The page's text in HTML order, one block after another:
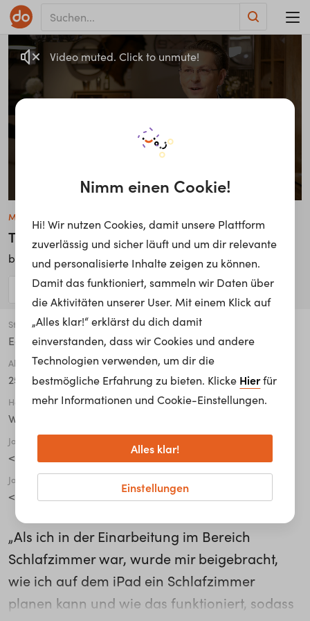
Video muted. Click to unmute!
Mirko Piepenhagen
Trainee Hausleitung
bei Mömax Deutschland & Österreich
Stadt
Eching
Alter
25 - 34
Höchste abgeschlossene Ausbildung
Weiterführende Schule mit Berufsausbildung
Jahre in der Organisation
< 1
Jahre in der aktuellen Tätigkeit
< 1
„Als ich in der Einarbeitung im Bereich
Schlafzimmer war, wurde mir beigebracht,
wie ich auf dem iPad ein Schlafzimmer
planen kann und wie das funktioniert, sodass
Nimm einen Cookie!
Hi! Wir nutzen Cookies, damit unsere Plattform
zuverlässig und sicher läuft und um dir relevante
und personalisierte Inhalte zeigen zu können.
Damit das funktioniert, sammeln wir Daten über
die Aktivitäten unserer User. Mit einem Klick auf
„Alles klar!“ erklärst du dich damit
einverstanden, dass wir Cookies und andere
Technologien verwenden, um dir die
bestmögliche Erfahrung zu bieten. Klicke Hierfür
mehr Informationen und Cookie-Einstellungen.
Einstellungen
Alles klar!